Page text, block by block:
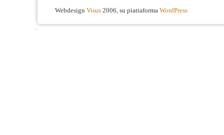
Webdesign Visus 2006, su piattaforma WordPress